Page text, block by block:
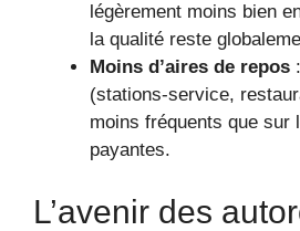
légèrement moins bien
la qualité reste
Moins d’aires de repos
(stations-service,
moins fréquents que sur
payantes.
L’avenir des